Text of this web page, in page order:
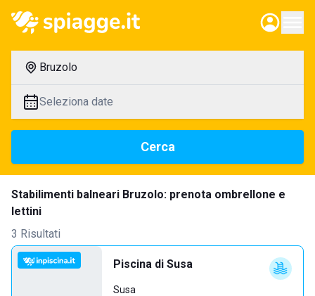
Bruzolo
Seleziona date
Cerca
Stabilimenti balneari Bruzolo: prenota ombrellone e
lettini
3 Risultati
Piscina di Susa
Susa